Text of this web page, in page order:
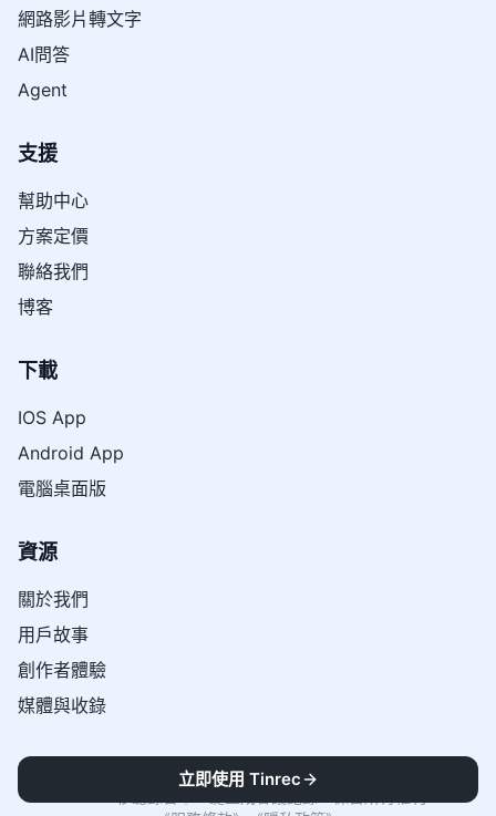
網路影片轉文字
AI問答
Agent
支援
幫助中心
方案定價
聯絡我們
博客
下載
IOS App
Android App
電腦桌面版
資源
關於我們
用戶故事
創作者體驗
媒體與收錄
立即使用 Tinrec